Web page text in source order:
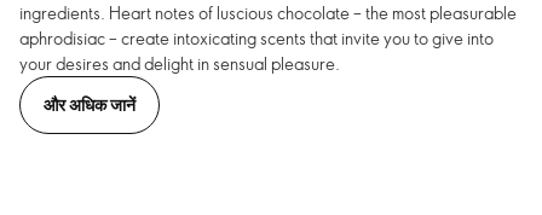
ingredients. Heart notes of luscious chocolate – the most pleasurable
aphrodisiac – create intoxicating scents that invite you to give into
your desires and delight in sensual pleasure.
और अधिक जानें